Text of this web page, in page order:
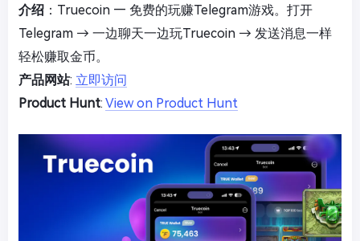
介绍 ：Truecoin — 免费的玩赚Telegram游戏。打开
Telegram → 一边聊天一边玩Truecoin → 发送消息一样
轻松赚取金币。
产品网站: 立即访问
Product Hunt: View on Product Hunt